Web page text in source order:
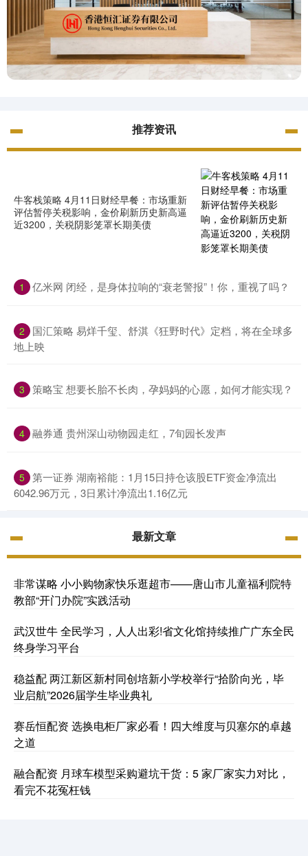
推荐资讯
牛客栈策略 4月11日财经早餐：市场重新
评估暂停关税影响，金价刷新历史新高逼
近3200，关税阴影笼罩长期美债
1 亿米网 闭经，是身体拉响的“衰老警报”！你，重视了吗？
2
国汇策略 易烊千玺、舒淇《狂野时代》定档，将在全球多
地上映
3 策略宝 想要长胎不长肉，孕妈妈的心愿，如何才能实现？
4 融券通 贵州深山动物园走红，7旬园长发声
5 第一证券 湖南裕能：1月15日持仓该股ETF资金净流出
6042.96万元，3日累计净流出1.16亿元
最新文章
非常谋略 小小购物家快乐逛超市——唐山市儿童福利院特
教部“开门办院”实践活动
武汉世牛 全民学习，人人出彩!省文化馆持续推广广东全民
终身学习平台
稳益配 两江新区新村同创培新小学校举行“拾阶向光，毕
业启航”2026届学生毕业典礼
赛岳恒配资 选换电柜厂家必看！四大维度与贝塞尔的卓越
之道
融合配资 月球车模型采购避坑干货：5 家厂家实力对比，
看完不花冤枉钱